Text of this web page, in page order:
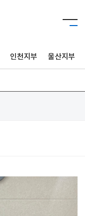
인천지부 울산지부